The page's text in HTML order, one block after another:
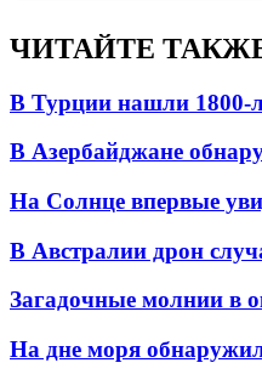
ЧИТАЙТЕ
В Турции нашли 1800-
В Азербайджане
На Солнце впервые
В Австралии дрон
Загадочные молнии в
На дне моря